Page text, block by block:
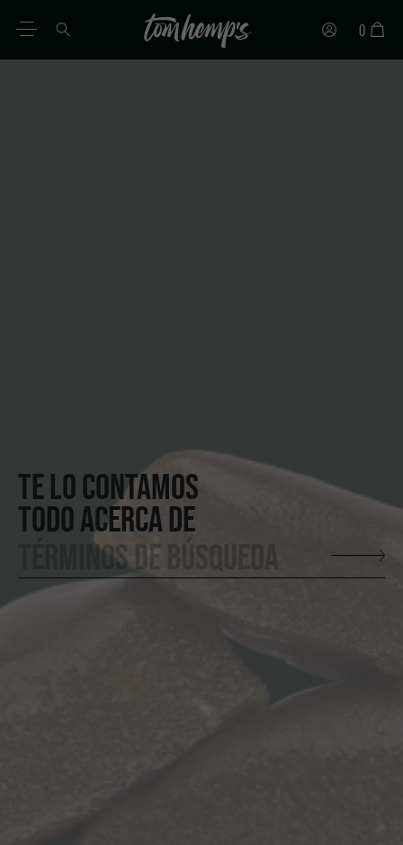
0
TE LO CONTAMOS
TODO ACERCA DE